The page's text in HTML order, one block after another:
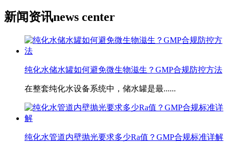
新闻资讯news center
纯化水储水罐如何避免微生物滋生？GMP合规防控方法
在整套纯化水设备系统中，储水罐是最......
​纯化水管道内壁抛光要求多少Ra值？GMP合规标准详解